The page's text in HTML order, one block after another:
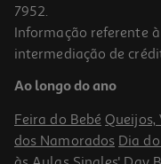
7952.
Informação referente
intermediação de
Ao longo do ano
Feira do Bebé Queijos,
dos Namorados Dia